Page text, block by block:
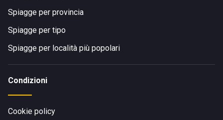
Spiagge per provincia
Spiagge per tipo
Spiagge per località più popolari
Condizioni
Cookie policy